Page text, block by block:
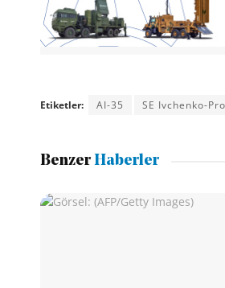
Etiketler: AI-35 SE Ivchenko-
BenzerHaberler